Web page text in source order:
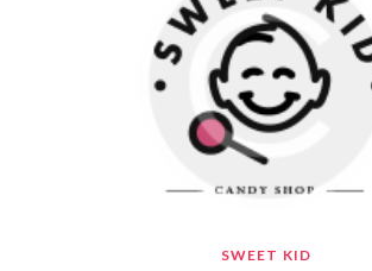
SWEET KID